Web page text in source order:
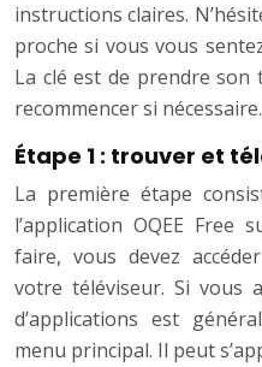
instructions claires.
proche si vous vous
La clé est de prendre
recommencer si nécessaire.
Étape 1 : trouver et
La première étape
l’application OQEE Free
faire, vous devez
votre téléviseur. Si vous
d’applications est
menu principal. Il peut